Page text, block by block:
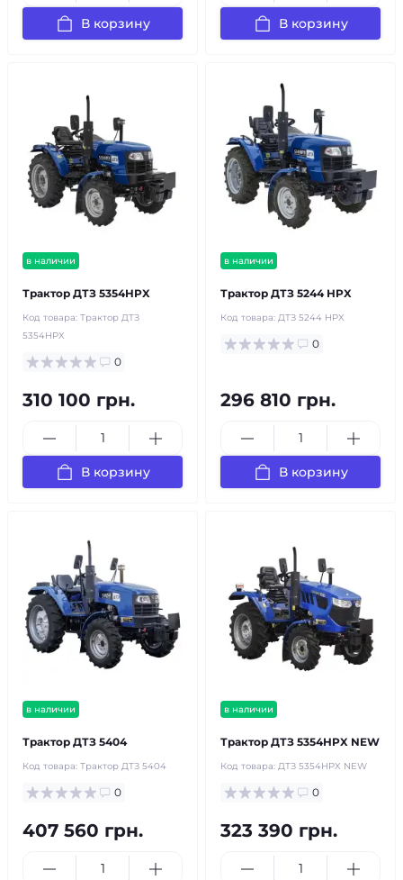
В корзину В корзину
в наличии
Трактор ДТЗ 5354HPX
Код товара: Трактор ДТЗ
5354HPX
0
310 100 грн.
В корзину
в наличии
Трактор ДТЗ 5244 НPX
Код товара: ДТЗ 5244 НPX
0
296 810 грн.
В корзину
в наличии
Трактор ДТЗ 5404
Код товара: Трактор ДТЗ 5404
0
407 560 грн.
в наличии
Трактор ДТЗ 5354НPX NEW
Код товара: ДТЗ 5354НPX NEW
0
323 390 грн.